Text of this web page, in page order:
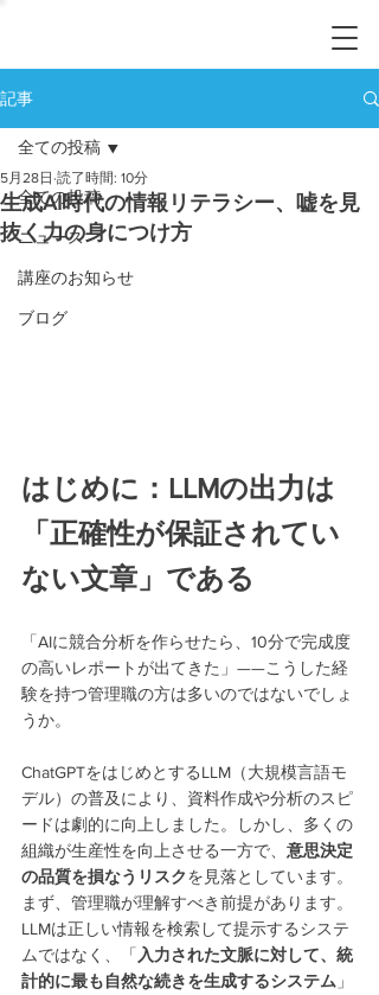
記事
全ての投稿
ニュース
講座のお知らせ
ブログ
全ての投稿
生成AI時代の情報リテラシー、嘘を見
抜く力の身につけ方
5月28日 読了時間: 10分
はじめに：LLMの出力は
「正確性が保証されてい
ない文章」である
「AIに競合分析を作らせたら、10分で完成度
の高いレポートが出てきた」——こうした経
験を持つ管理職の方は多いのではないでしょ
うか。
ChatGPTをはじめとするLLM（大規模言語モ
デル）の普及により、資料作成や分析のスピ
ードは劇的に向上しました。しかし、多くの
組織が生産性を向上させる一方で、 意思決定
の品質を損なうリスクを見落としています。
まず、管理職が理解すべき前提があります。
LLMは正しい情報を検索して提示するシステ
ムではなく、「 入力された文脈に対して、統
計的に最も自然な続きを生成するシステム 」